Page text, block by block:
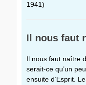
1941)
Il nous faut
Il nous faut naître
serait-ce qu’un
ensuite d’Esprit.